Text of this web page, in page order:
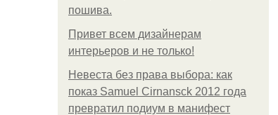
пошива.
Привет всем дизайнерам
интерьеров и не только!
Невеста без права выбора: как
показ Samuel Cirnansck 2012 года
превратил подиум в манифест